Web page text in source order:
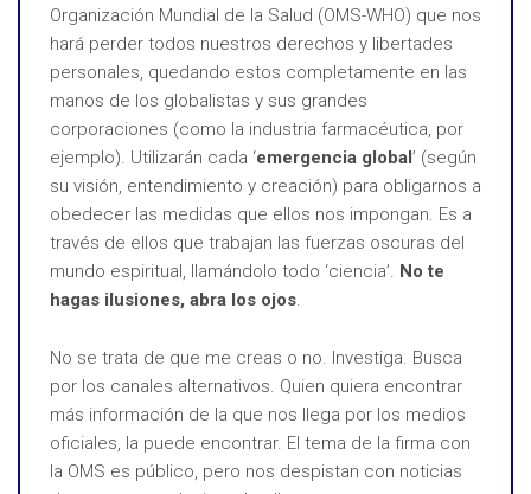
Organización Mundial de la Salud (OMS-WHO) que nos
hará perder todos nuestros derechos y libertades
personales, quedando estos completamente en las
manos de los globalistas y sus grandes
corporaciones (como la industria farmacéutica, por
ejemplo). Utilizarán cada ‘emergencia global’ (según
su visión, entendimiento y creación) para obligarnos a
obedecer las medidas que ellos nos impongan. Es a
través de ellos que trabajan las fuerzas oscuras del
mundo espiritual, llamándolo todo ‘ciencia’. No te
hagas ilusiones, abra los ojos.
No se trata de que me creas o no. Investiga. Busca
por los canales alternativos. Quien quiera encontrar
más información de la que nos llega por los medios
oficiales, la puede encontrar. El tema de la firma con
la OMS es público, pero nos despistan con noticias